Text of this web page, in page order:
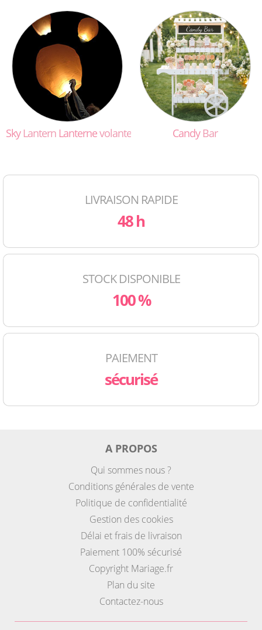
SkyLantern Lanternevolante CandyBar
LIVRAISON RAPIDE
48 h
STOCK DISPONIBLE
100 %
PAIEMENT
sécurisé
A PROPOS
Qui sommes nous ?
Conditions générales de vente
Politique de confidentialité
Gestion des cookies
Délai et frais de livraison
Paiement 100% sécurisé
Copyright Mariage.fr
Plan du site
Contactez-nous